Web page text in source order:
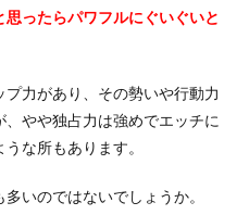
ったらパワフルにぐいぐいと
力があり、その勢いや行動力
やや独占力は強めでエッチに
な所もあります。
いのではないでしょうか。